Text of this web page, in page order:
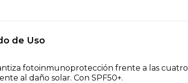
de Uso
fotoinmunoprotección frente a las cuatro
al daño solar. Con SPF50+.